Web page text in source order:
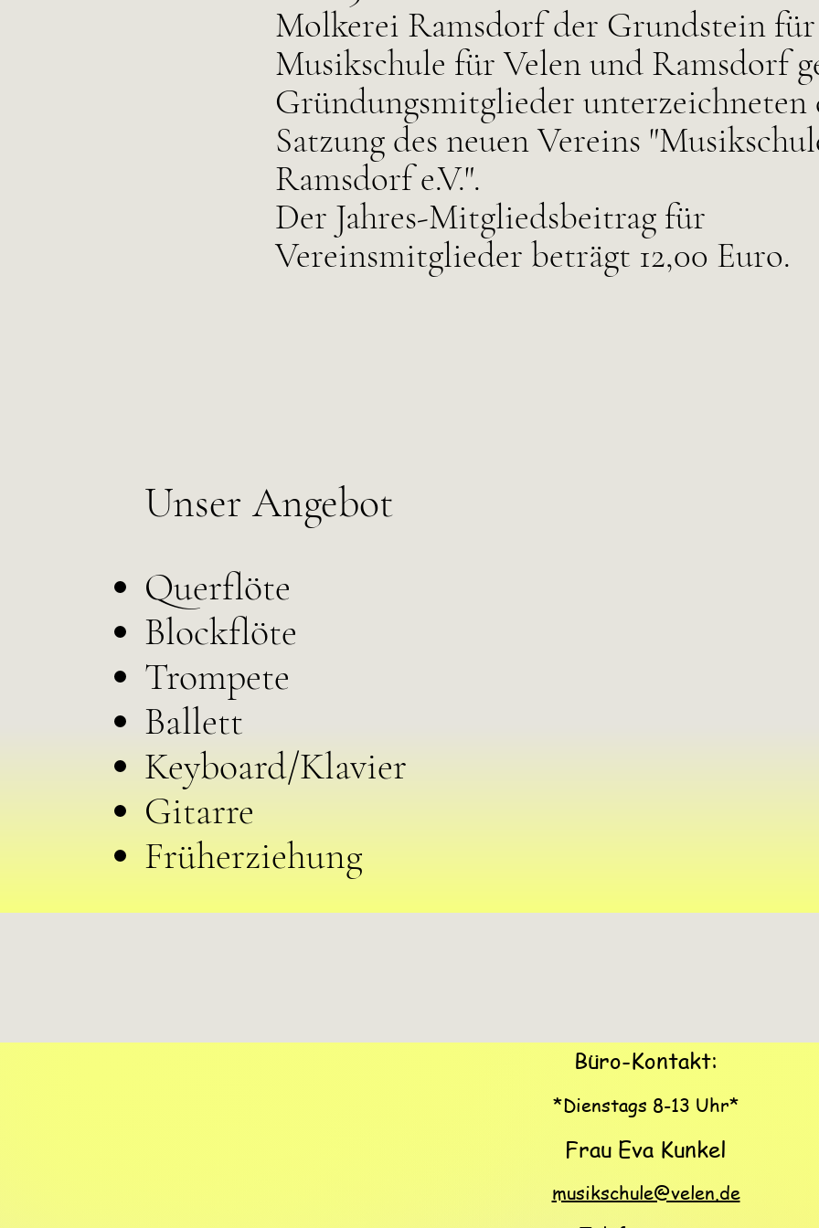
Molkerei Ramsdorf der Grundstein
Musikschule für Velen und Ramsdorf
Gründungsmitglieder unterzeichneten
Satzung des neuen Vereins
Ramsdorf e.V.".
Der Jahres-Mitgliedsbeitrag für
Vereinsmitglieder beträgt 12,00 Euro.
Unser Angebot
Querflöte
Blockflöte
Trompete
Ballett
Keyboard/Klavier
Gitarre
Früherziehung
Büro-Kontakt:
*Dienstags 8-13 Uhr*
Frau Eva Kunkel
musikschule@velen.de